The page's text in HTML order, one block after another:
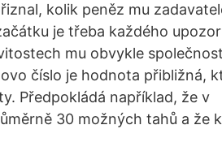
kolik peněz mu
je třeba každého
mu obvykle
číslo je hodnota přibližná,
Předpokládá například, že v
30 možných tahů a že